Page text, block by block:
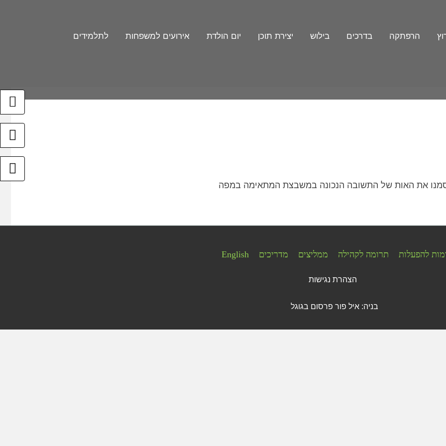
הרפתקה בדרכים בילוש יצירת תוכן יום הולדת אירועים למשפחות לתלמידים
את האות של התשובה הנכונה במשבצת המתאימה במפה
להפעלות תרומה לקהילה ממליצים מדריכים English
הצהרת נגישות
בניה: איל פור פרסום בגוגל